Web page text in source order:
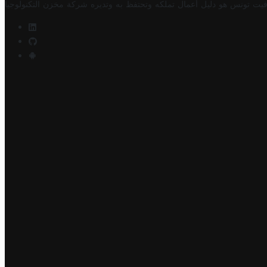
تونس هو دليل أعمال تملكه وتحتفظ به وتديره شركة مخزن التكنولوجيا